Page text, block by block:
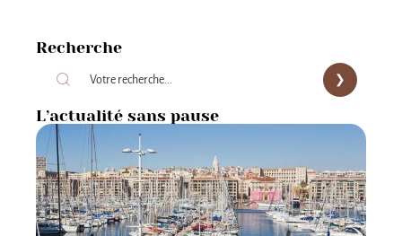
Recherche
L’actualité sans pause